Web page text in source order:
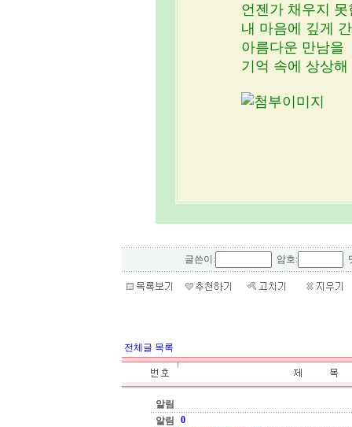
언젠가 채우지
내 마음에 깊게
아름다운 만남을
기억 속에 상상해
글쓴이: 암호:
전체글 목록
알림
알림
0